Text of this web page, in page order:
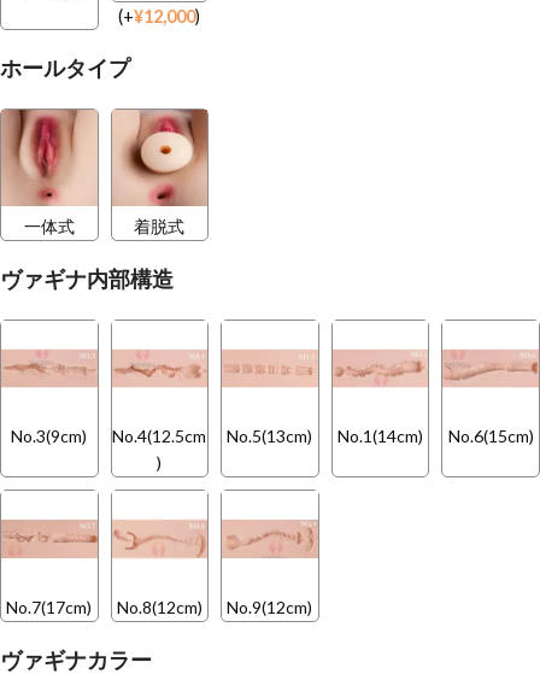
(+¥12,000)
ホールタイプ
一体式 着脱式
ヴァギナ内部構造
No.3(9cm)
No.4(12.5cm
)
No.5(13cm) No.1(14cm) No.6(15cm)
No.7(17cm) No.8(12cm) No.9(12cm)
ヴァギナカラー